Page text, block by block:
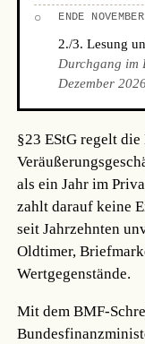
○ ENDE NOVEMBER
2./3. Lesung
Durchgang im
Dezember
§23 EStG regelt
als ein Jahr im
zahlt darauf keine
seit Jahrzehnten
Oldtimer,
Wertgegenstände.
Mit dem BMF-